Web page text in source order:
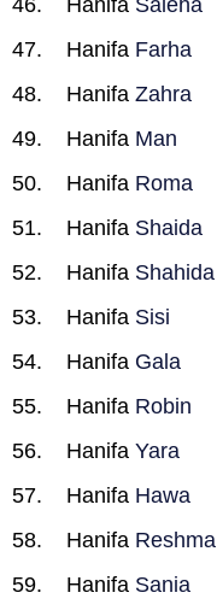
Hanifa Saleha
Hanifa Farha
Hanifa Zahra
Hanifa Man
Hanifa Roma
Hanifa Shaida
Hanifa Shahida
Hanifa Sisi
Hanifa Gala
Hanifa Robin
Hanifa Yara
Hanifa Hawa
Hanifa Reshma
Hanifa Sania